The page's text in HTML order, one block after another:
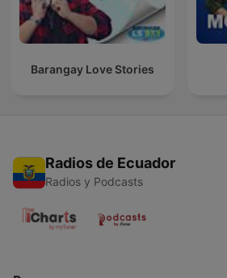
Barangay Love Stories
Radios de Ecuador
Radios y Podcasts